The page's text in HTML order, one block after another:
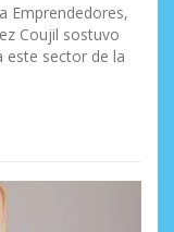
Emprendedores,
Coujil sostuvo
este sector de la